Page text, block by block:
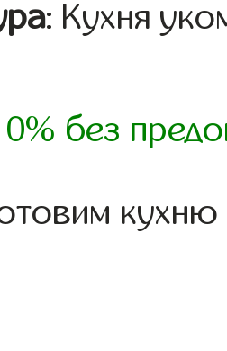
: Кухня
без